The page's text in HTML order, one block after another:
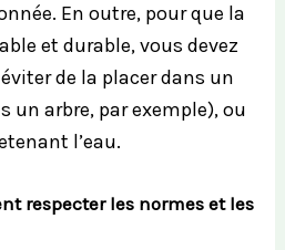
En outre, pour que la
et durable, vous devez
de la placer dans un
un arbre, par exemple), ou
l’eau.
respecter les normes et les